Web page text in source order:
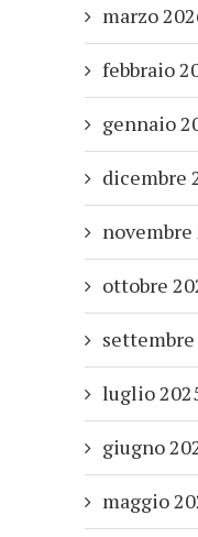
marzo
febbraio
gennaio
dicembre
novembre
ottobre
settembre
luglio
giugno
maggio